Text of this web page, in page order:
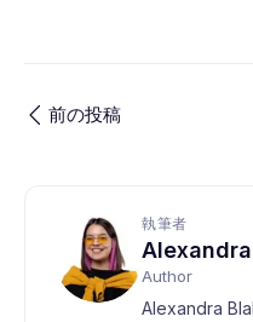
前の投稿
執筆者
Author
Alexandra